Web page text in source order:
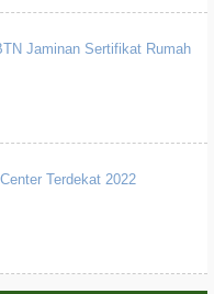
Jaminan Sertifikat Rumah
Terdekat 2022